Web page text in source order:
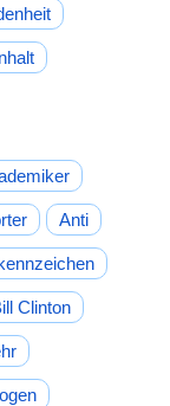
Anti
Clinton